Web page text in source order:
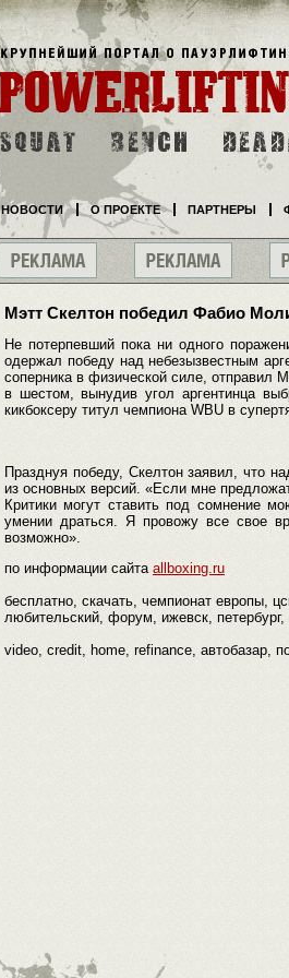
Мэтт Скелтон победил Фабио
Не потерпевший пока ни одного
одержал победу над небезызвестным
соперника в физической силе, отправил
в шестом, вынудив угол аргентинца
кикбоксеру титул чемпиона WBU в
Празднуя победу, Скелтон заявил, что
из основных версий. «Если мне
Критики могут ставить под сомнение
умении драться. Я провожу все свое
возможно».
по информации сайта allboxing.ru
бесплатно, скачать, чемпионат европы,
любительский, форум, ижевск,
video, credit, home, refinance, автобазар,
НОВОСТИ О ПРОЕКТЕ ПАРТНЕРЫ